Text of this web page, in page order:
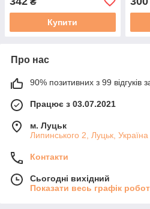
З-1650
Купити
З-
Про нас
90% позитивних з 99 відгуків
Працює з 03.07.2021
м. Луцьк
Липинського 2, Луцьк, Україна
Контакти
Сьогодні вихідний
Показати весь графік